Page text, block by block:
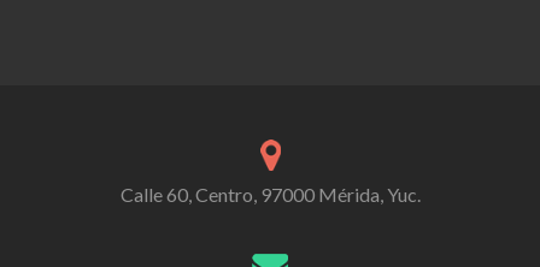
Calle 60, Centro, 97000 Mérida, Yuc.